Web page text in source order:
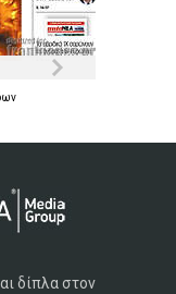
δίπλα στον